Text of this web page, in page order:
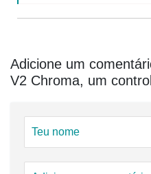
Adicione um
V2 Chroma, um